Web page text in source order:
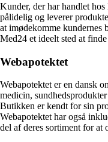
Kunder, der har handlet
pålidelig og leverer
at imødekomme kundernes
Med24 et ideelt sted at
Webapotektet
Webapotektet er en dansk
medicin,
Butikken er kendt for sin
Webapotektet har også
del af deres sortiment for at